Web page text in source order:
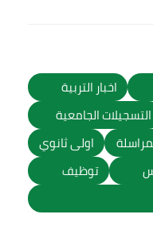
اخبار التربية
التسجيلات الجامعية
اولى ثانوي
توظيف